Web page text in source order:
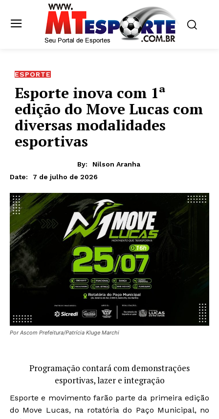
ESPORTE
Esporte inova com 1ª
edição do Move Lucas com
diversas modalidades
esportivas
By:
Nilson Aranha
Date:
7 de julho de 2026
Por Ascom Prefeitura/Patrícia Kluge Marchi
Programação contará com demonstrações
esportivas, lazer e integração
Esporte e movimento farão parte da primeira edição
do Move Lucas, na rotatória do Paço Municipal, no